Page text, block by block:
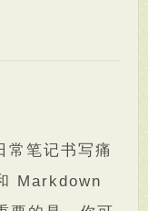
常笔记书写痛
Markdown